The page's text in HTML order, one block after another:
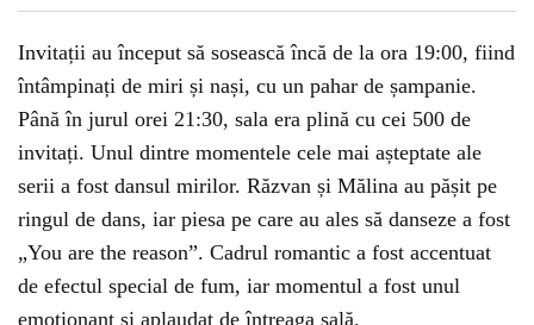
Invitații au început să sosească încă de la ora 19:00, fiind
întâmpinați de miri și nași, cu un pahar de șampanie.
Până în jurul orei 21:30, sala era plină cu cei 500 de
invitați. Unul dintre momentele cele mai așteptate ale
serii a fost dansul mirilor. Răzvan și Mălina au pășit pe
ringul de dans, iar piesa pe care au ales să danseze a fost
„You are the reason”. Cadrul romantic a fost accentuat
de efectul special de fum, iar momentul a fost unul
emoționant și aplaudat de întreaga sală.